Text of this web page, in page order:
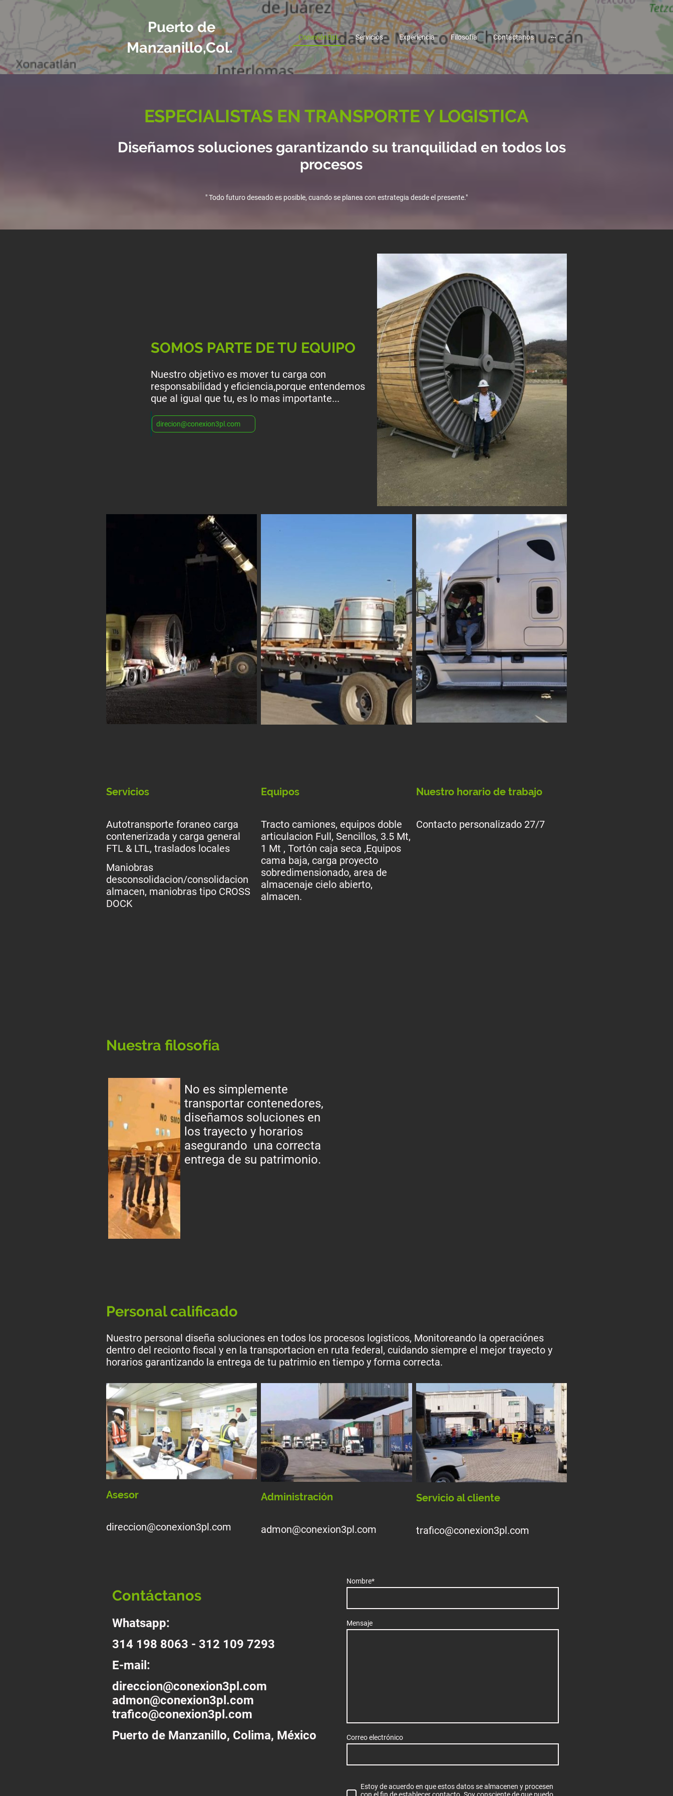
Puerto de
Manzanillo,Col.
Conexión3pL Servicios Experiencia Filosofía Contáctanos
ESPECIALISTAS EN TRANSPORTE Y LOGISTICA
Diseñamos soluciones garantizando su tranquilidad en todos los
procesos
" Todo futuro deseado es posible, cuando se planea con estrategia desde el presente."
SOMOS PARTE DE TU EQUIPO
Nuestro objetivo es mover tu carga con
responsabilidad y eficiencia,porque entendemos
que al igual que tu, es lo mas importante...
direcion@conexion3pl.com
Servicios
Autotransporte foraneo carga
contenerizada y carga general
FTL & LTL, traslados locales
Maniobras
desconsolidacion/consolidacion
almacen, maniobras tipo CROSS
DOCK
Equipos
Tracto camiones, equipos doble
articulacion Full, Sencillos, 3.5 Mt,
1 Mt , Tortón caja seca ,Equipos
cama baja, carga proyecto
sobredimensionado, area de
almacenaje cielo abierto,
almacen.
Nuestro horario de trabajo
Contacto personalizado 27/7
Nuestra filosofía
No es simplemente
transportar contenedores,
diseñamos soluciones en
los trayecto y horarios
asegurando una correcta
entrega de su patrimonio.
Personal calificado
Nuestro personal diseña soluciones en todos los procesos logisticos, Monitoreando la operaciónes
dentro del recionto fiscal y en la transportacion en ruta federal, cuidando siempre el mejor trayecto y
horarios garantizando la entrega de tu patrimio en tiempo y forma correcta.
Asesor
direccion@conexion3pl.com
Administración
admon@conexion3pl.com
Servicio al cliente
trafico@conexion3pl.com
Contáctanos
Whatsapp:
314 198 8063 - 312 109 7293
E-mail:
direccion@conexion3pl.com
admon@conexion3pl.com
trafico@conexion3pl.com
Puerto de Manzanillo, Colima, México
Nombre*
Mensaje
Correo electrónico
Estoy de acuerdo en que estos datos se almacenen y procesen